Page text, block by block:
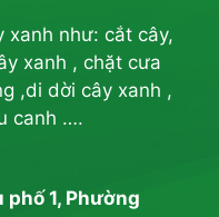
xanh như: cắt cây,
xanh , chặt cưa
,di dời cây xanh ,
canh ….
phố 1, Phường